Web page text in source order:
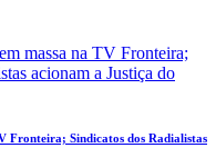
Fronteira; Sindicatos dos Radialistas